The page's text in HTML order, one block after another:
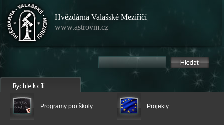
Hvězdárna Valašské Meziříčí
www.astrovm.cz
Programy pro školy Projekty